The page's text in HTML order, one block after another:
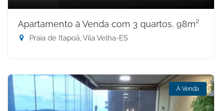
Apartamento à Venda com 3 quartos, 98m²
Praia de Itapoã, Vila Velha-ES
À Venda